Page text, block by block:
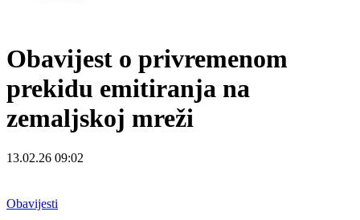
Obavijest o privremenom
prekidu emitiranja na
zemaljskoj mreži
13.02.26 09:02
Obavijesti